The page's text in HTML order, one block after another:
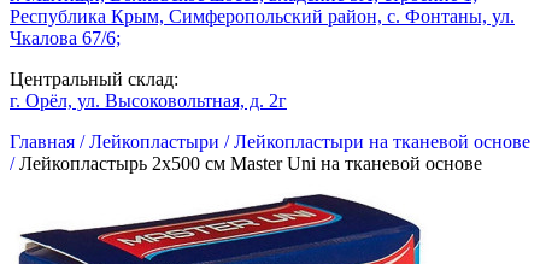
Республика Крым, Симферопольский район, с. Фонтаны, ул.
Чкалова 67/6;
Центральный склад:
г. Орёл, ул. Высоковольтная, д. 2г
Главная /Лейкопластыри /Лейкопластыри на тканевой основе
/Лейкопластырь 2х500 см Master Uni на тканевой основе